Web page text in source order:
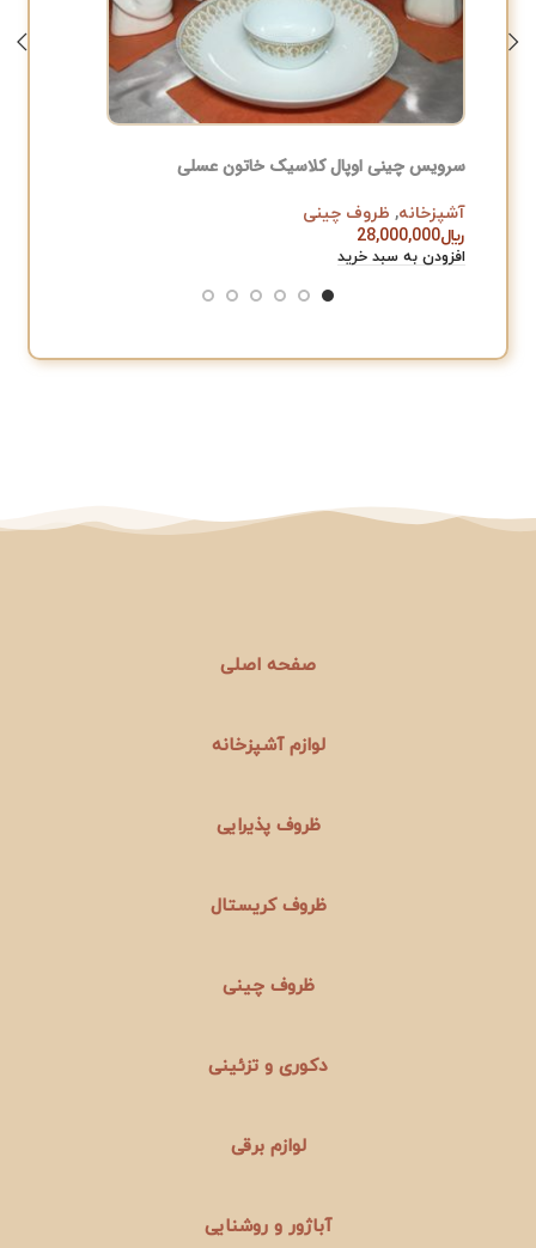
سرویس چینی اوپال کلاسیک خاتون عسلی
آشپزخانه, ظروف چینی
﷼28,000,000
افزودن به سبد خرید
صفحه اصلی
لوازم آشپزخانه
ظروف پذیرایی
ظروف کریستال
ظروف چینی
دکوری و تزئینی
لوازم برقی
آباژور و روشنایی